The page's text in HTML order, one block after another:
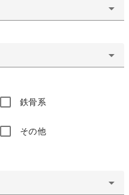
鉄骨系
その他